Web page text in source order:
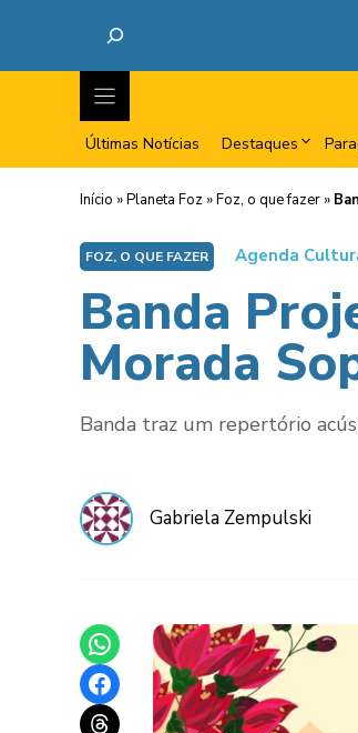
Últimas Notícias Destaques
Início »Planeta Foz »Foz, o que fazer »
FOZ, O QUE FAZER Agenda
Banda
Morada
Banda traz um repertório
Gabriela Zempulski
Share on WhatsApp
Share on Facebook
Share on Threads